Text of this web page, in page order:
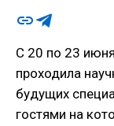
С 20 по 23
проходила
будущих
гостями на